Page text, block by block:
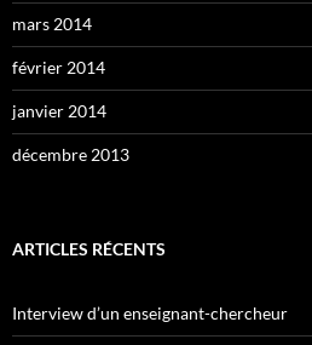
mars 2014
février 2014
janvier 2014
décembre 2013
ARTICLES RÉCENTS
Interview d’un enseignant-chercheur